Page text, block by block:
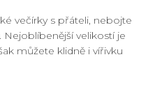
večírky s přáteli, nebojte
velikostí je
můžete klidně i vířivku